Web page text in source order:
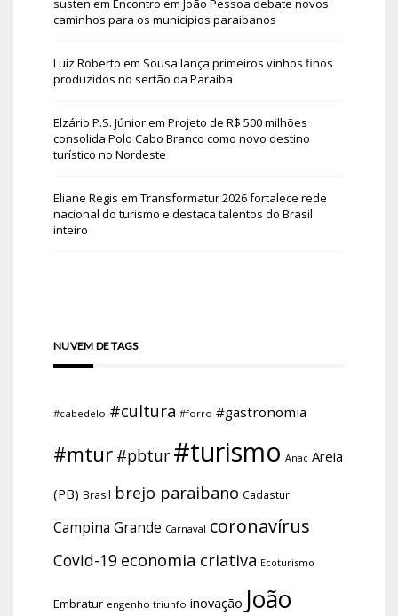
susten em Encontro em João Pessoa debate novos
caminhos para os municípios paraibanos
Luiz Roberto em Sousa lança primeiros vinhos finos
produzidos no sertão da Paraíba
Elzário P.S. Júniorem Projeto de R$ 500 milhões
consolida Polo Cabo Branco como novo destino
turístico no Nordeste
Eliane Regis em Transformatur 2026 fortalece rede
nacional do turismo e destaca talentos do Brasil
inteiro
NUVEM DE TAGS
#cabedelo #cultura #forro #gastronomia
#mtur #pbtur #turismo Anac Areia
(PB) Brasil brejo paraibano Cadastur
Campina Grande Carnaval coronavírus
Covid-19 economia criativa Ecoturismo
Embratur engenho triunfo inovação João